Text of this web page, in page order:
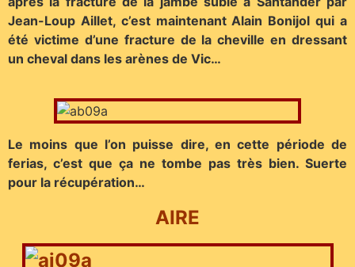
Jean-Loup Aillet, c’est maintenant Alain Bonijol qui a
été victime d’une fracture de la cheville en dressant
un cheval dans les arènes de Vic…
Le moins que l’on puisse dire, en cette période de
ferias, c’est que ça ne tombe pas très bien. Suerte
pour la récupération…
AIRE